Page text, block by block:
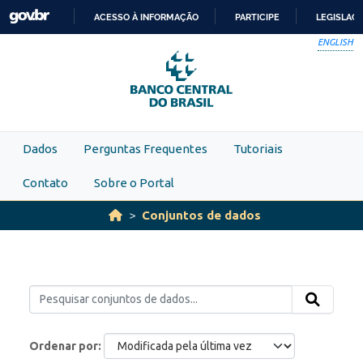
Skip to main content
PARA
O
CONTEÚDO
ACESSO À INFORMAÇÃO PARTICIPE
ENGLISH
Dados Perguntas Frequentes Tutoriais
Contato Sobre o Portal
Conjuntos de dados
Ordenar por